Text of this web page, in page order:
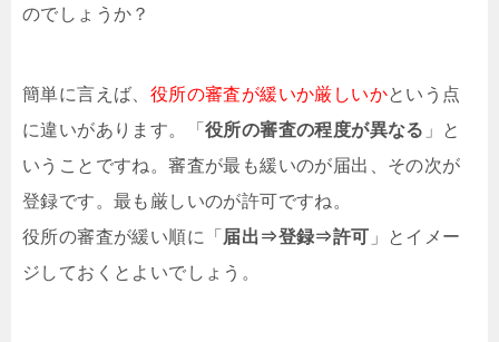
のでしょうか？
簡単に言えば、 役所の審査が緩いか厳しいかという点
に違いがあります。「 役所の審査の程度が異なる 」と
いうことですね。審査が最も緩いのが届出、その次が
登録です。最も厳しいのが許可ですね。
役所の審査が緩い順に「 届出⇒登録⇒許可 」とイメー
ジしておくとよいでしょう。